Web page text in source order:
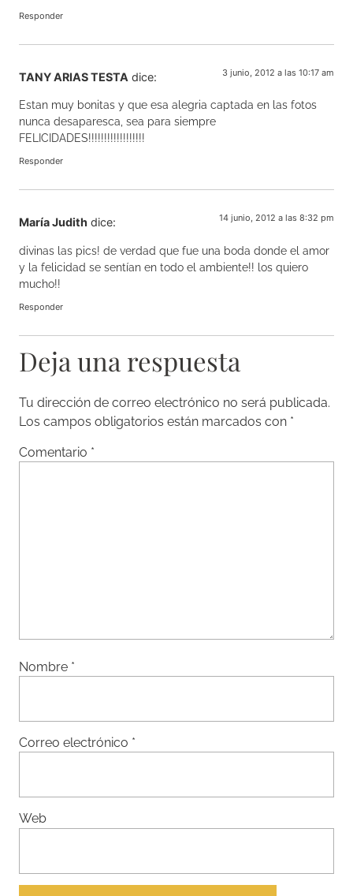
Responder
TANY ARIAS TESTA dice: 3 junio, 2012 a las 10:17 am
Estan muy bonitas y que esa alegria captada en las fotos
nunca desaparesca, sea para siempre
FELICIDADES!!!!!!!!!!!!!!!!!!
Responder
María Judith dice: 14 junio, 2012 a las 8:32 pm
divinas las pics! de verdad que fue una boda donde el amor
y la felicidad se sentían en todo el ambiente!! los quiero
mucho!!
Responder
Deja una respuesta
Tu dirección de correo electrónico no será publicada.
Los campos obligatorios están marcados con *
Comentario *
Nombre *
Correo electrónico *
Web